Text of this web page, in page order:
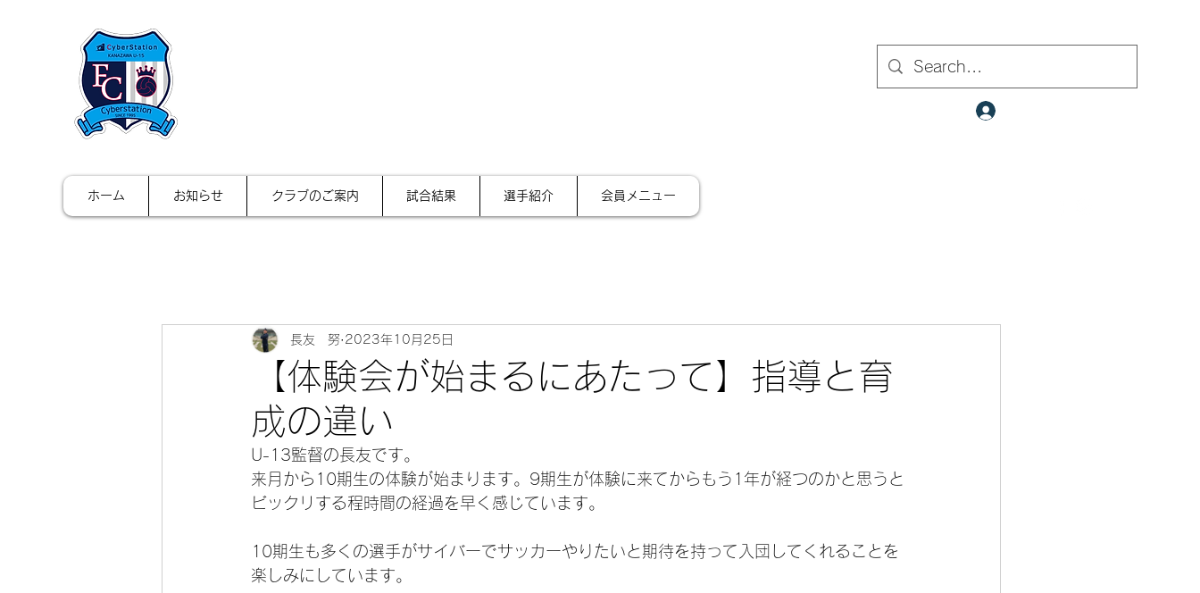
ホーム お知らせ クラブのご案内 試合結果 選手紹介 会員メニュー
【体験会が始まるにあたって】指導と育
成の違い
長友 努 2023年10月25日
U-13監督の長友です。
来月から10期生の体験が始まります。9期生が体験に来てからもう1年が経つのかと思うと
ビックリする程時間の経過を早く感じています。
10期生も多くの選手がサイバーでサッカーやりたいと期待を持って入団してくれることを
楽しみにしています。